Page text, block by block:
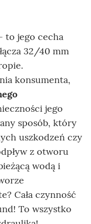
to jego cecha
32/40 mm
konsumenta,
jego
sposób, który
uszkodzeń czy
z otworu
wodą i
Cała czynność
To wszystko